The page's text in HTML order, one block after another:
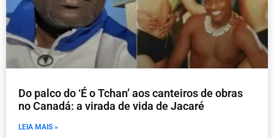
Do palco do ‘É o Tchan’ aos canteiros de obras
no Canadá: a virada de vida de Jacaré
LEIA MAIS »